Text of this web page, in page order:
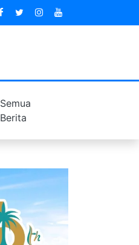
Semua
Berita